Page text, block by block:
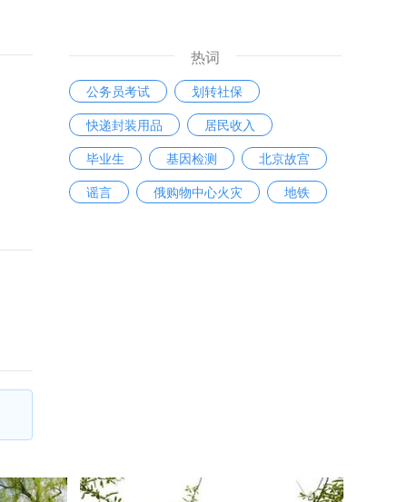
热词
公务员考试
划转社保
快递封装用品
居民收入
毕业生
基因检测
北京故宫
谣言
俄购物中心火灾 地铁